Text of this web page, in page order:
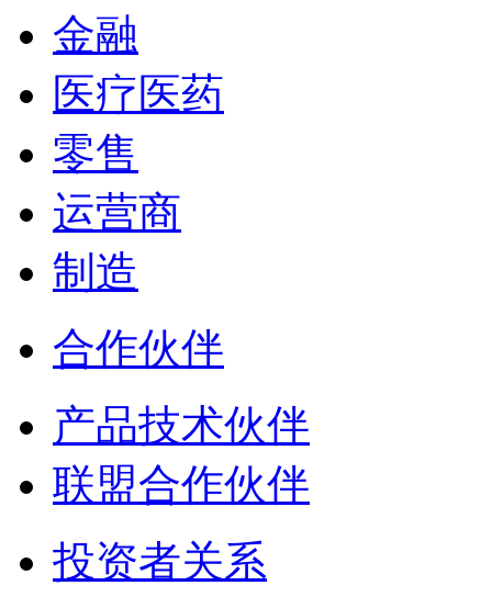
金融
医疗医药
零售
运营商
制造
合作伙伴
产品技术伙伴
联盟合作伙伴
投资者关系